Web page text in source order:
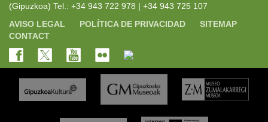
(Gipuzkoa) Tel.: +34 943 722 978 | +34 943 725 107
AVISO LEGAL
POLÍTICA DE PRIVACIDAD
SITEMAP
CONTACT